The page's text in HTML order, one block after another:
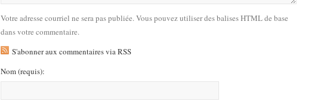
Votre adresse courriel ne sera pas publiée. Vous pouvez utiliser des balises HTML de base
dans votre commentaire.
S'abonner aux commentaires via RSS
Nom(requis):